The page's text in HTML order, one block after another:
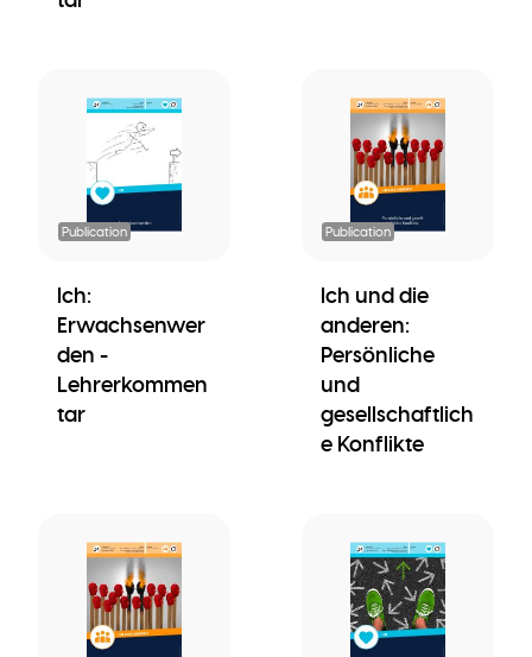
Publication
Ich:
Erwachsenwer
den -
Lehrerkommen
tar
Publication
Ich und die
anderen:
Persönliche
und
gesellschaftlich
e Konflikte